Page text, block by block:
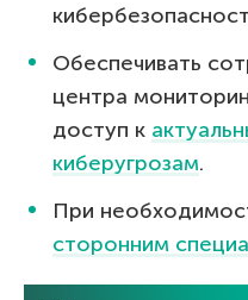
Обеспечивать
центра
доступ к
киберугрозам.
При
сторонним